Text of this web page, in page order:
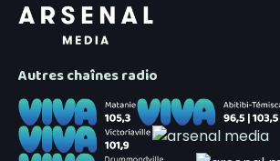
Autres chaînes radio